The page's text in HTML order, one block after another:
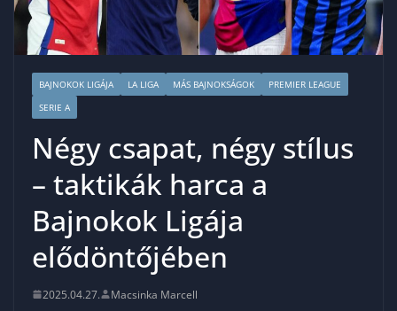
BAJNOKOK LIGÁJA LA LIGA MÁS BAJNOKSÁGOK
PREMIER LEAGUE
SERIE A
Négy csapat, négy stílus
– taktikák harca a
Bajnokok Ligája
elődöntőjében
2025.04.27. Macsinka Marcell